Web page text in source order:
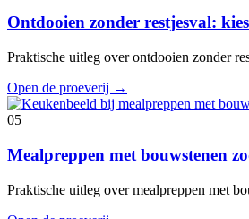
Ontdooien zonder restjesval:
Praktische uitleg over ontdooien zonder
Open de proeverij →
05
Mealpreppen met bouwstenen
Praktische uitleg over mealpreppen met